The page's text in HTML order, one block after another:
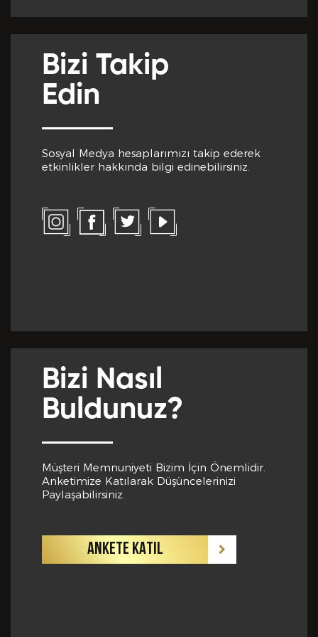
Bizi Takip
Edin
Sosyal Medya hesaplarımızı takip ederek
etkinlikler hakkında bilgi edinebilirsiniz.
Bizi Nasıl
Buldunuz?
Müşteri Memnuniyeti Bizim İçin Önemlidir.
Anketimize Katılarak Düşüncelerinizi
Paylaşabilirsiniz.
ANKETE KATIL
Cep Telefon No *
E-Posta *
Son Mezun Olunan Okul *
Departman *
Club Inferno da Memnun Olduğunuz Hizmetler? *
Club Inferno da Memnun Olmadığınız Hizmetler? *